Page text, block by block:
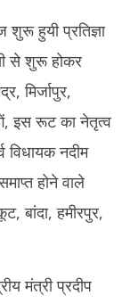
हुयी प्रतिज्ञा
से शुरू होकर
मिर्जापुर,
इस रूट का नेतृत्व
विधायक नदीम
होने वाले
बांदा, हमीरपुर,
मंत्री प्रदीप